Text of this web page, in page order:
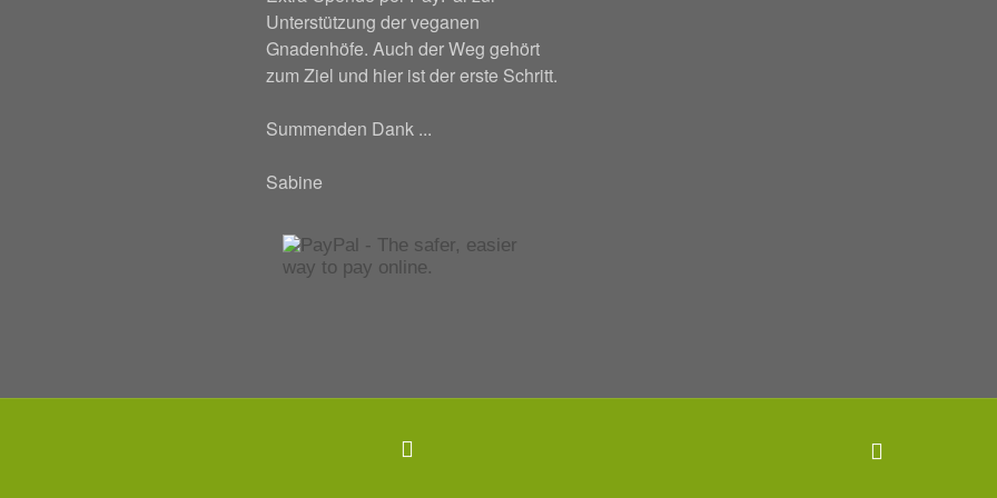
Unterstützung der veganen
Gnadenhöfe. Auch der Weg gehört
zum Ziel und hier ist der erste Schritt.
Summenden Dank ...
Sabine